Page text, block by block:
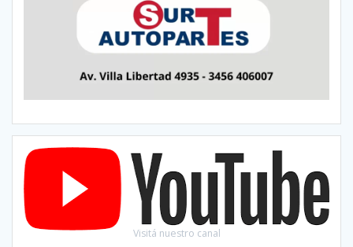
Visitá nuestro canal